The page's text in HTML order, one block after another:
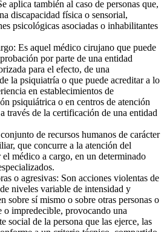
aplica también al caso de personas que,
discapacidad física o sensorial,
psicológicas asociadas o inhabilitantes
Es aquel médico cirujano que puede
por parte de una entidad
para el efecto, de una
la psiquiatría o que puede acreditar a lo
en establecimientos de
psiquiátrica o en centros de atención
través de la certificación de una entidad
de recursos humanos de carácter
que concurre a la atención del
el médico a cargo, en un determinado
o agresivas: Son acciones violentas de
niveles variable de intensidad y
sobre sí mismo o sobre otras personas o
o impredecible, provocando una
social de la persona que las ejerce, las